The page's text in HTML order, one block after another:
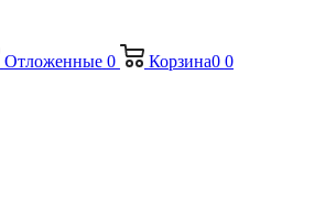
Отложенные 0 Корзина0 0